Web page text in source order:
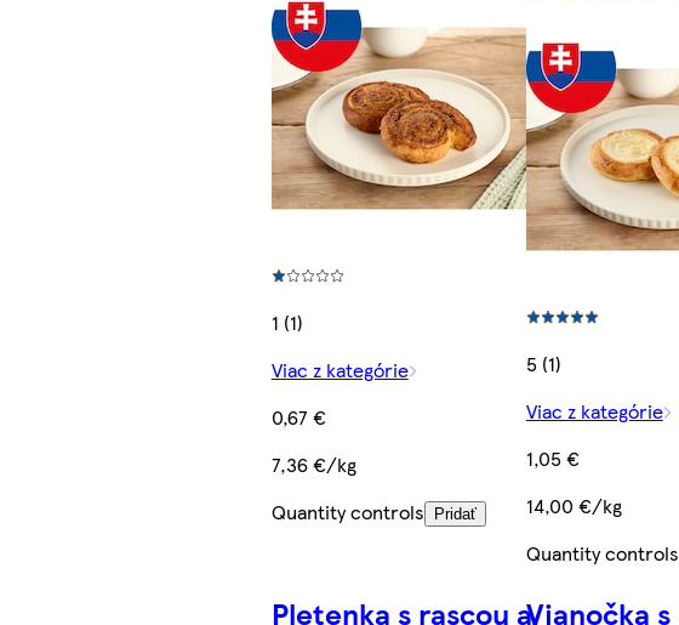
1 (1)
Viac z kategórie
0,67 €
7,36 €/kg
Quantity controls
Pridať
5 (1)
Viac z kategórie
1,05 €
14,00 €/kg
Quantity controls
Pletenka s rascou aVianočka s